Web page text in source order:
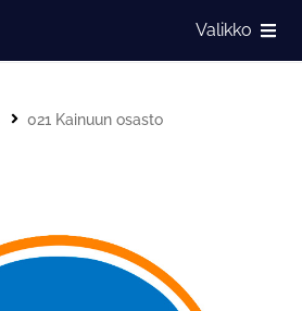
Näytä
Valikko
021 Kainuun osasto